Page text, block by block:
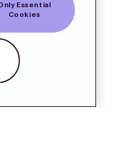
Essential
Cookies